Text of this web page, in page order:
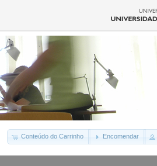
Conteúdo do Carrinho Encomendar